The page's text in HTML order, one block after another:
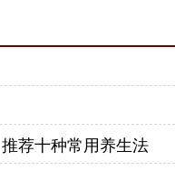
荐十种常用养生法